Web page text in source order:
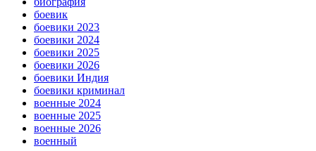
боевик
боевики 2023
боевики 2024
боевики 2025
боевики 2026
боевики Индия
боевики криминал
военные 2024
военные 2025
военные 2026
военный